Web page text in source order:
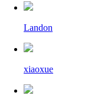
Landon
xiaoxue